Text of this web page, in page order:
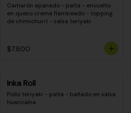
Camarón apanado - palta - envuelto
en queso crema flambeado - topping
de chimichurri - salsa teriyaki
$7.800
Inka Roll
Pollo teriyaki - palta - bañado en salsa
huancaína